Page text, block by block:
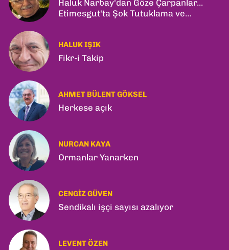
Haluk Narbay'dan Göze Çarpanlar...
Etimesgut'ta Şok Tutuklama ve
HALUK IŞIK
Fikr-i Takip
AHMET BÜLENT GÖKSEL
Herkese açık
NURCAN KAYA
Ormanlar Yanarken
CENGIZ GÜVEN
Sendikalı işçi sayısı azalıyor
LEVENT ÖZEN